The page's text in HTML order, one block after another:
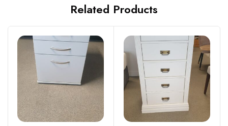
Related Products